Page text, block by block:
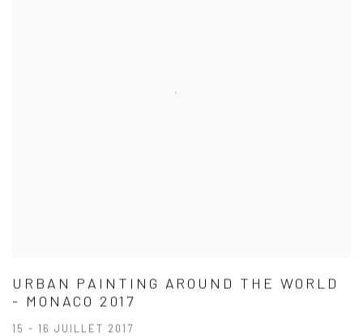
URBAN PAINTING AROUND THE WORLD
- MONACO 2017
15 - 16 JUILLET 2017